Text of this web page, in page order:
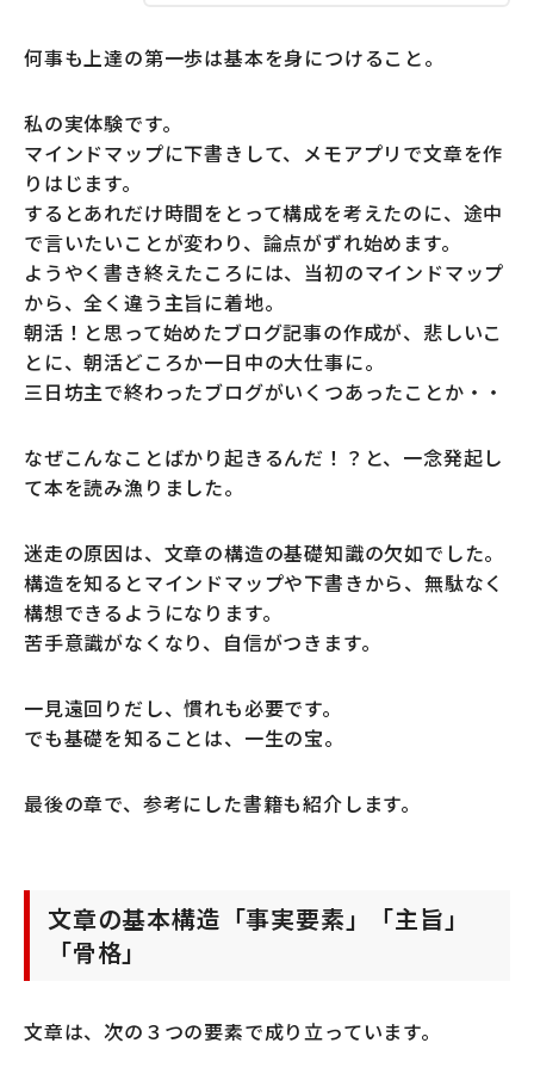
何事も上達の第一歩は基本を身につけること。
私の実体験です。
マインドマップに下書きして、メモアプリで文章を作
りはじます。
するとあれだけ時間をとって構成を考えたのに、途中
で言いたいことが変わり、論点がずれ始めます。
ようやく書き終えたころには、当初のマインドマップ
から、全く違う主旨に着地。
朝活！と思って始めたブログ記事の作成が、悲しいこ
とに、朝活どころか一日中の大仕事に。
三日坊主で終わったブログがいくつあったことか・・
なぜこんなことばかり起きるんだ！？と、一念発起し
て本を読み漁りました。
迷走の原因は、文章の構造の基礎知識の欠如でした。
構造を知るとマインドマップや下書きから、無駄なく
構想できるようになります。
苦手意識がなくなり、自信がつきます。
一見遠回りだし、慣れも必要です。
でも基礎を知ることは、一生の宝。
最後の章で、参考にした書籍も紹介します。
文章の基本構造「事実要素」「主旨」
「骨格」
文章は、次の３つの要素で成り立っています。